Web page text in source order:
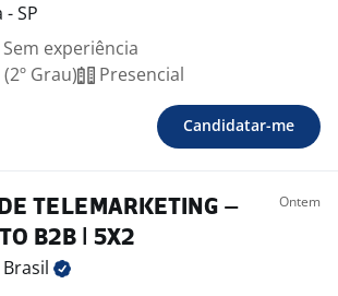
SP
Sem experiência
Grau)
Presencial
Candidatar-me
TELEMARKETING –
B2B | 5X2
Ontem
Brasil